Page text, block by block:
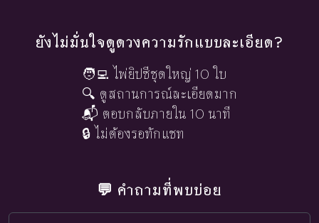
ยังไม่มั่นใจดูดวงความรักแบบละเอียด?
🧑‍💻 ไพ่ยิปซีชุดใหญ่ 10 ใบ
🔍 ดูสถานการณ์ละเอียดมาก
📬 ตอบกลับภายใน 10 นาที
🔒 ไม่ต้องรอทักแชท
💬 คำถามที่พบบ่อย